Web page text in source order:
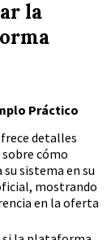
la
Práctico
detalles
cómo
sistema en su
mostrando
en la oferta